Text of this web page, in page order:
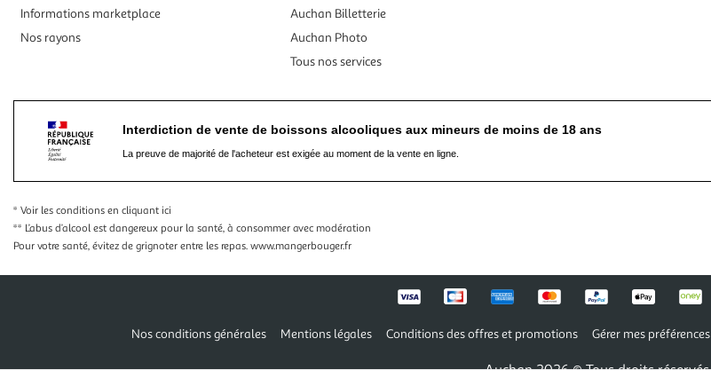
Informations marketplace
Nos rayons
Auchan Billetterie
Auchan Photo
Tous nos services
Interdiction de vente de boissons alcooliques aux mineurs de moins de 18 ans
La preuve de majorité de l'acheteur est exigée au moment de la vente en ligne.
* Voir les conditions en cliquant ici
** L’abus d’alcool est dangereux pour la santé, à consommer avec modération
Pour votre santé, évitez de grignoter entre les repas. www.mangerbouger.fr
Nos conditions générales Mentions légales Conditions des offres et promotions Gérer mes préférences